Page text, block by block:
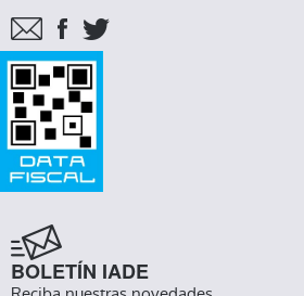
BOLETÍN IADE